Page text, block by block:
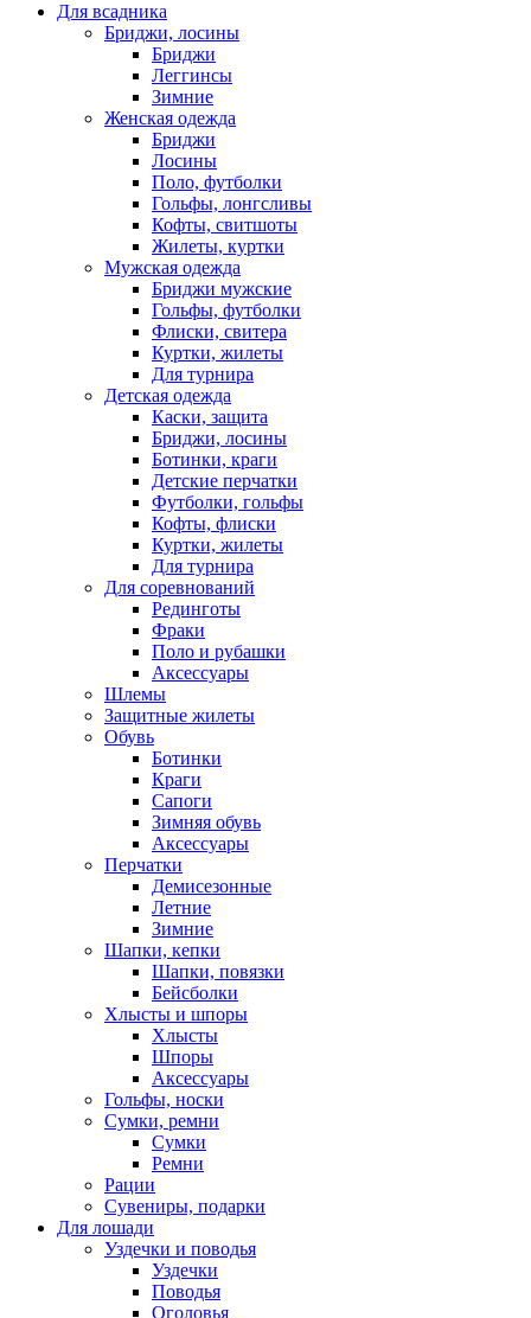
Для всадника
Бриджи, лосины
Бриджи
Леггинсы
Зимние
Женская одежда
Бриджи
Лосины
Поло, футболки
Гольфы, лонгсливы
Кофты, свитшоты
Жилеты, куртки
Мужская одежда
Бриджи мужские
Гольфы, футболки
Флиски, свитера
Куртки, жилеты
Для турнира
Детская одежда
Каски, защита
Бриджи, лосины
Ботинки, краги
Детские перчатки
Футболки, гольфы
Кофты, флиски
Куртки, жилеты
Для турнира
Для соревнований
Рединготы
Фраки
Поло и рубашки
Аксессуары
Шлемы
Защитные жилеты
Обувь
Ботинки
Краги
Сапоги
Зимняя обувь
Аксессуары
Перчатки
Демисезонные
Летние
Зимние
Шапки, кепки
Шапки, повязки
Бейсболки
Хлысты и шпоры
Хлысты
Шпоры
Аксессуары
Гольфы, носки
Сумки, ремни
Сумки
Ремни
Рации
Сувениры, подарки
Для лошади
Уздечки и поводья
Уздечки
Поводья
Оголовья